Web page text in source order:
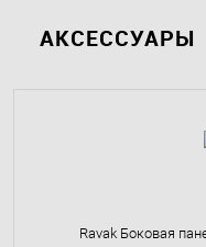
АКСЕССУАРЫ
Ravak Боковая